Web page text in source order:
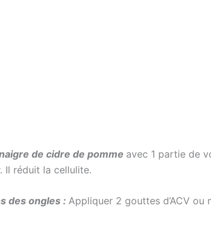
de cidre de pomme avec 1 partie de
Il réduit la cellulite.
des ongles : Appliquer 2 gouttes d’ACV ou